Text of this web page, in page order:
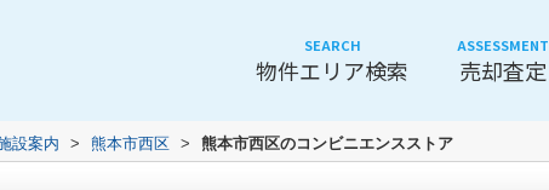
SEARCH
物件エリア検索
ASSESSMENT
売却査定
設案内 > 熊本市西区 > 熊本市西区のコンビニエンスストア